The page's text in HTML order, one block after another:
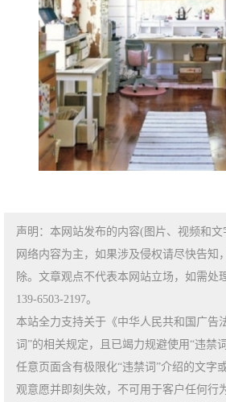
声明：本网站发布的内容(图片、视频和
网络内容为主，如果涉及侵权请尽快告知
除。文章观点不代表本网站立场，如需处
139-6503-2197。
本站全力支持关于《中华人民共和国广告
词”的相关规定，且已竭力规避使用“违禁
任意页面含有极限化“违禁词”介绍的文字
观意愿并即刻失效，不可用于客户任何行